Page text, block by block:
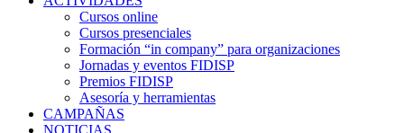
Cursos online
Cursos presenciales
Formación “in company” para organizaciones
Jornadas y eventos FIDISP
Premios FIDISP
Asesoría y herramientas
CAMPAÑAS
NOTICIAS